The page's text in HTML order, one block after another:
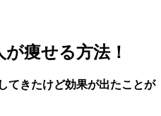
痩せる方法！
てきたけど効果が出たことが